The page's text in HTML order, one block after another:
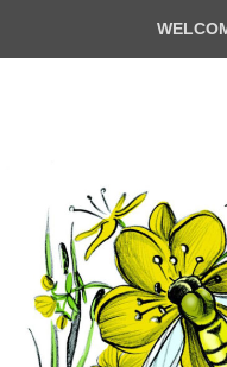
Organic